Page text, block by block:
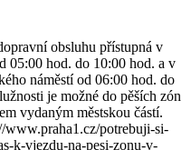
obsluhu přístupná v
05:00 hod. do 10:00 hod. a v
náměstí od 06:00 hod. do
je možné do pěších zón
vydaným městskou částí.
www.praha1.cz/potrebuji-si-
k-vjezdu-na-pesi-zonu-v-